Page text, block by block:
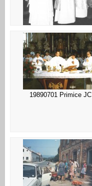
1989 Velikonoce JC
19890701 Primice JC